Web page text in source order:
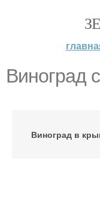
Виноград
Виноград в